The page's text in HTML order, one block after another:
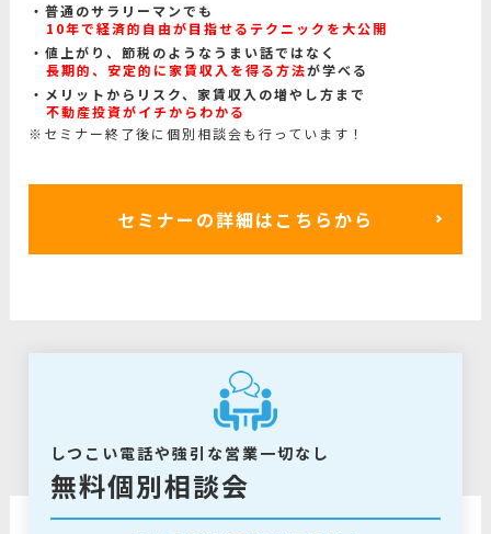
普通のサラリーマンでも
10年で経済的自由が目指せるテクニックを大公開
値上がり、節税のようなうまい話ではなく
長期的、安定的に家賃収入を得る方法が学べる
メリットからリスク、家賃収入の増やし方まで
不動産投資がイチからわかる
※セミナー終了後に個別相談会も行っています！
セミナーの詳細はこちらから
しつこい電話や強引な営業一切なし
無料個別相談会